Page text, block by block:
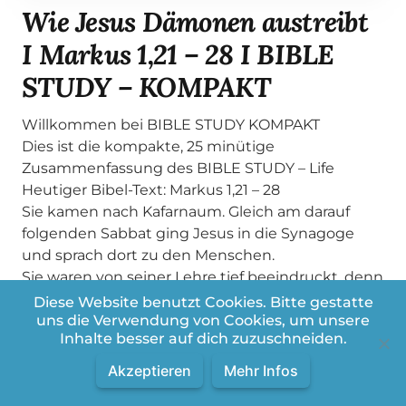
Wie Jesus Dämonen austreibt
I Markus 1,21 – 28 I BIBLE
STUDY – KOMPAKT
Willkommen bei BIBLE STUDY KOMPAKT
Dies ist die kompakte, 25 minütige
Zusammenfassung des BIBLE STUDY – Life
Heutiger Bibel-Text: Markus 1,21 – 28
Sie kamen nach Kafarnaum. Gleich am darauf
folgenden Sabbat ging Jesus in die Synagoge
und sprach dort zu den Menschen.
Sie waren von seiner Lehre tief beeindruckt, denn
er lehrte sie nicht wie die Schriftgelehrten,
sondern mit Vollmacht.
In der Synagoge war auch ein Mann, der einen
bösen Geist hatte. Er schrie:
»Was willst du von uns, Jesus von Nazaret? Bist
Diese Website benutzt Cookies. Bitte gestatte
uns die Verwendung von Cookies, um unsere
Inhalte besser auf dich zuzuschneiden.
Akzeptieren Mehr Infos